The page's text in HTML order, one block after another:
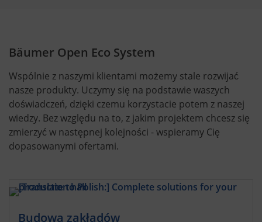
Bäumer Open Eco System
Wspólnie z naszymi klientami możemy stale rozwijać
nasze produkty. Uczymy się na podstawie waszych
doświadczeń, dzięki czemu korzystacie potem z naszej
wiedzy. Bez względu na to, z jakim projektem chcesz się
zmierzyć w następnej kolejności - wspieramy Cię
dopasowanymi ofertami.
Budowa zakładów